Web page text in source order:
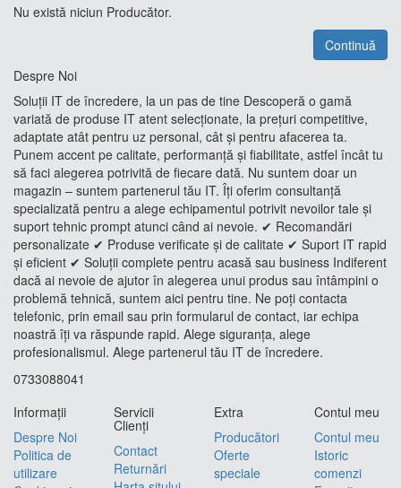
Nu există niciun Producător.
Continuă
Despre Noi
Soluții IT de încredere, la un pas de tine Descoperă o gamă
variată de produse IT atent selecționate, la prețuri competitive,
adaptate atât pentru uz personal, cât și pentru afacerea ta.
Punem accent pe calitate, performanță și fiabilitate, astfel încât tu
să faci alegerea potrivită de fiecare dată. Nu suntem doar un
magazin – suntem partenerul tău IT. Îți oferim consultanță
specializată pentru a alege echipamentul potrivit nevoilor tale și
suport tehnic prompt atunci când ai nevoie. ✔ Recomandări
personalizate ✔ Produse verificate și de calitate ✔ Suport IT rapid
și eficient ✔ Soluții complete pentru acasă sau business Indiferent
dacă ai nevoie de ajutor în alegerea unui produs sau întâmpini o
problemă tehnică, suntem aici pentru tine. Ne poți contacta
telefonic, prin email sau prin formularul de contact, iar echipa
noastră îți va răspunde rapid. Alege siguranța, alege
profesionalismul. Alege partenerul tău IT de încredere.
0733088041
Informaţii
Despre Noi
Politica de
utilizare
Servicii
Clienţi
Contact
Returnări
Extra
Producători
Oferte
speciale
Contul meu
Contul meu
Istoric
comenzi